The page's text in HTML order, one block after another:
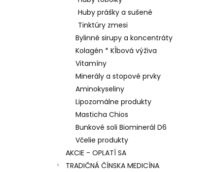
Huby prášky a sušené
Tinktúry zmesi
Bylinné sirupy a koncentráty
Kolagén * Kĺbová výživa
Vitamíny
Minerály a stopové prvky
Aminokyseliny
Lipozomálne produkty
Masticha Chios
Bunkové soli Biominerál D6
Včelie produkty
AKCIE - OPLATÍ SA
TRADIČNÁ ČÍNSKA MEDICÍNA
AGARICUS TOBOLKY
€31,60